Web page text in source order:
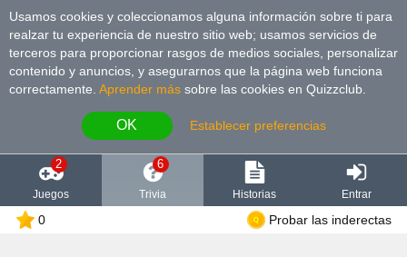
Usamos cookies y coleccionamos alguna información sobre ti para
realzar tu experiencia de nuestro sitio web; usamos servicios de
terceros para proporcionar rasgos de medios sociales, personalizar
contenido y anuncios, y asegurarnos que la página web funciona
correctamente. Aprender más sobre las cookies en Quizzclub.
OK Establecer preferencias
2
Juegos
6
Trivia Historias Entrar
0 Probar las inderectas